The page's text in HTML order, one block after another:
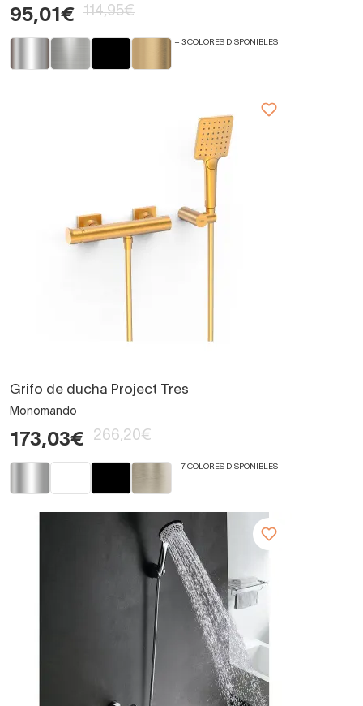
95,01€ 114,95€
+ 3 COLORES DISPONIBLES
Grifo de ducha Project Tres
Monomando
173,03€ 266,20€
+ 7 COLORES DISPONIBLES